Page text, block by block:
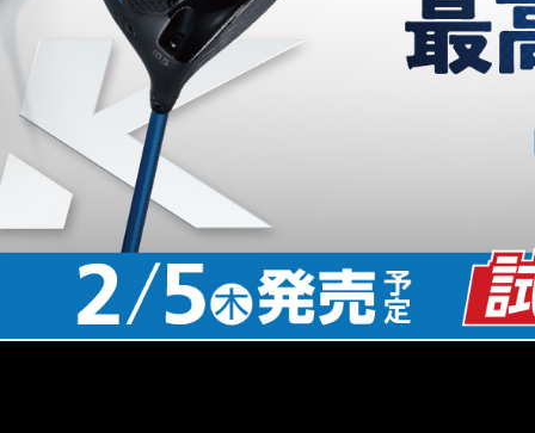
■シャフト名：FJKR SPEEDER NX GREY 35
■ロフト角(度)：9ﾟ 10.5ﾟ 12ﾟ
■ライ角(度)：59.5
■ヘッド体積(cc)：460
■クラブ長さ(インチ)：46
■バランス：D3
■シャフト重量(g)：38
■キックポイント：先
■トルク：6.3
■総重量(g)：273